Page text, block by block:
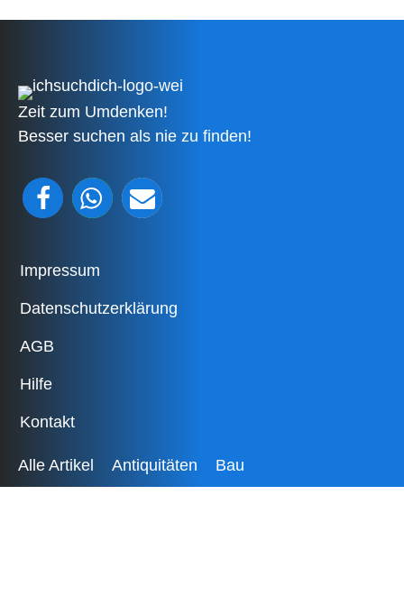
Zeit zum Umdenken!
Besser suchen als nie zu finden!
Impressum
Datenschutzerklärung
AGB
Hilfe
Kontakt
Alle Artikel Antiquitäten
Bau